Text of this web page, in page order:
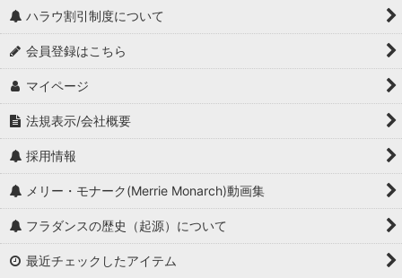
ハラウ割引制度について
会員登録はこちら
マイページ
法規表示/会社概要
採用情報
メリー・モナーク(Merrie Monarch)動画集
フラダンスの歴史（起源）について
最近チェックしたアイテム